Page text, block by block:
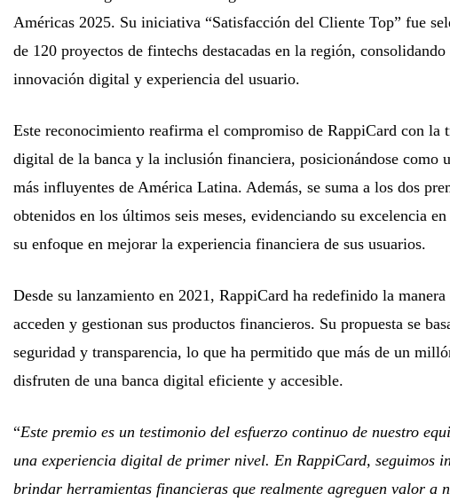
Américas 2025. Su iniciativa “Satisfacción del Cliente Top” fue
de 120 proyectos de fintechs destacadas en la región,
innovación digital y experiencia del usuario.
Este reconocimiento reafirma el compromiso de RappiCard con la
digital de la banca y la inclusión financiera, posicionándose como
más influyentes de América Latina. Además, se suma a los dos
obtenidos en los últimos seis meses, evidenciando su excelencia
su enfoque en mejorar la experiencia financiera de sus usuarios.
Desde su lanzamiento en 2021, RappiCard ha redefinido la manera
acceden y gestionan sus productos financieros. Su propuesta se
seguridad y transparencia, lo que ha permitido que más de un
disfruten de una banca digital eficiente y accesible.
“Este premio es un testimonio del esfuerzo continuo de nuestro
una experiencia digital de primer nivel. En RappiCard, seguimos
brindar herramientas financieras que realmente agreguen valor a